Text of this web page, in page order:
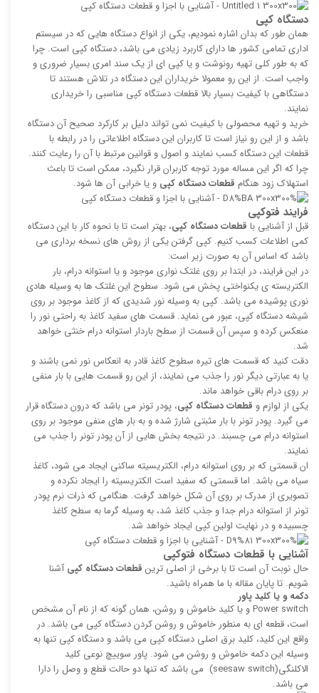
دستگاه کپی
همان طور که بدان اشاره نمودیم، یکی از انواع دستگاه هایی که در سیستم
اداری تمامی کشور ها دارای کاربرد زیادی می باشد، دستگاه کپی است. چرا
که به طور کلی تهیه رونوشت و یا کپی ای از یک سند امری بسیار ضروری و
واجب است. از این رو معمولا خریداران این دستگاه در تلاش هستند تا
دستگاهی با کیفیت بسیار بالا قطعات دستگاه کپی مناسبی را خریداری
نمایند.
خرید و تهیه محصولی با کیفیت نمی تواند دلیل بر کارکرد صحیح آن دستگاه
باشد و از این رو نیاز است تا کاربران این دستگاه اطلاعاتی را در رابطه با
قطعات این دستگاه کسب نمایند و اصول و قوانین مرتبط با آن را رعایت کنند.
چرا که اگر این مساله مورد توجه کاربران قرار نگیرد، ممکن است تا باعث
استهلاک زود هنگام قطعات دستگاه کپی و یا خرابی آن ها شود.
فرایند فتوکپی
قبل از آشنایی با قطعات دستگاه کپی، بهتر است تا با نحوه کار با این دستگاه
کمی اطلاعات کسب کنیم. کپی گرفتن یکی از روش های نسخه برداری می
باشد که اساس آن به صورت زیر است:
در این فرایند، در ابتدا بر روی غلتک نواری موجود و یا استوانه درام، بار
الکتریسته ی یکنواختی پخش می شود. سطوح این غلتک ها به وسیله هادی
نوری پوشیده می باشد. کپی به وسیله نور شدیدی که از کاغذ موجود بر روی
شیشه دستگاه کپی، عبور می نماید. قسمت های سفید کاغذ به راحتی نور را
منعکس کرده و سپس آن قسمت از سطح باردار استوانه درام خنثی خواهد
شد.
دقت کنید که قسمت های تیره سطوح کاغذ قادر به انعکاس نور نمی باشند و
یا به عبارتی دیگر نور را جذب می نمایند، از این رو قسمت هایی با بار منفی
بر روی درام باقی خواهد ماند.
یکی از لوازم و قطعات دستگاه کپی، پودر تونر می باشد که درون دستگاه قرار
می گیرد. پودر تونر با بار مثبتی شارژ شده و به بار های منفی موجود بر روی
استوانه درام می چسبند. در نتیجه بخش هایی از آن پودر تونر را جذب می
نمایند.
ان قسمتی که بر روی استوانه درام، الکتریسیته ساکنی ایجاد می شود، کاغذ
سیاه می باشد. اما قسمتی که سفید است الکتریسیته را ایجاد نکرده و
تصویری از مدرک بر روی آن شکل خواهد گرفت. هنگامی که ذرات نرم پودر
تونر از استوانه درام جدا و جذب کاغذ شد، به وسیله گرما به سطح کاغذ
چسبیده و در نهایت اولین کپی ایجاد خواهد شد.
آشنایی با قطعات دستگاه فتوکپی
حال نوبت آن است تا با برخی از اصلی ترین قطعات دستگاه کپی آشنا
شویم. تا پایان مقاله با ما همراه باشید.
دکمه و یا کلید پاور
Power switch و یا کلید خاموش و روشن، همان گونه که از نام آن مشخص
است، قطعه ای به منطور خاموش و روشن کردن دستگاه کپی می باشد. در
واقع این کلید، کلید برق اصلی دستگاه کپی می باشد و دستگاه کپی تنها به
وسیله این دکمه خاموش و روشن می شود. پاور سوییچ نوعی کلید
الاکلنگی(seesaw switch) می باشد که تنها دو حالت قطع و وصل را دارا
می باشد.